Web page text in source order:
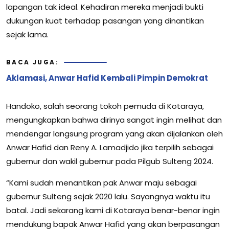
lapangan tak ideal. Kehadiran mereka menjadi bukti
dukungan kuat terhadap pasangan yang dinantikan
sejak lama.
BACA JUGA:
Aklamasi, Anwar Hafid Kembali Pimpin Demokrat
Handoko, salah seorang tokoh pemuda di Kotaraya,
mengungkapkan bahwa dirinya sangat ingin melihat dan
mendengar langsung program yang akan dijalankan oleh
Anwar Hafid dan Reny A. Lamadjido jika terpilih sebagai
gubernur dan wakil gubernur pada Pilgub Sulteng 2024.
“Kami sudah menantikan pak Anwar maju sebagai
gubernur Sulteng sejak 2020 lalu. Sayangnya waktu itu
batal. Jadi sekarang kami di Kotaraya benar-benar ingin
mendukung bapak Anwar Hafid yang akan berpasangan